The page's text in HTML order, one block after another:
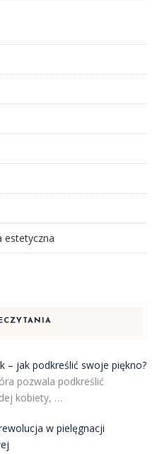
estetyczna
– jak podkreślić swoje piękno?
pozwala podkreślić
kobiety, …
w pielęgnacji